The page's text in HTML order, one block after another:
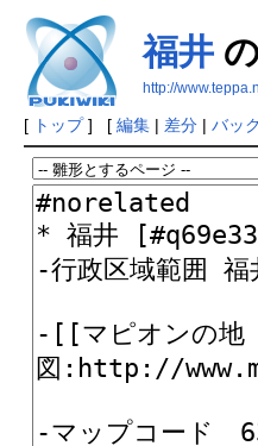
福井
http://
[ トップ] [ 編集| 差分| バッ